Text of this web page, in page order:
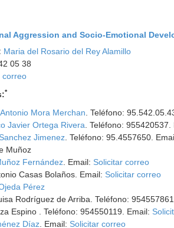
Aggression and Socio-Emotional
Maria del Rosario del Rey Alamillo
05 38
correo
*
Mora Merchan . Teléfono:
Javier Ortega Rivera . Teléfono: 955420537.
Jimenez . Teléfono: 95.4557650.
Muñoz
Fernández . Email: Solicitar correo
Casas Bolaños. Email: Solicitar correo
Pérez
Rodríguez de Arriba. Teléfono:
Espino . Teléfono: 954550119. Email:
Díaz . Email: Solicitar correo